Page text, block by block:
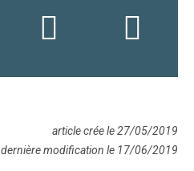
article crée le 27/05/2019
dernière modification le 17/06/2019